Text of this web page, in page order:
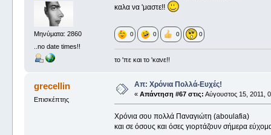
Μηνύματα: 2860
..no date times!!
καλα να 'μαστε!!
0 0 0 0
το 'πε και το 'κανε!!
grecellin
Επισκέπτης
Απ: Χρόνια Πολλά-Ευχές!
« Απάντηση #67 στις: Αύγουστος 15, 2011,
Χρόνια σου πολλά Παναγιώτη (aboulafia)
και σε όσους και όσες γιορτάζουν σήμερα